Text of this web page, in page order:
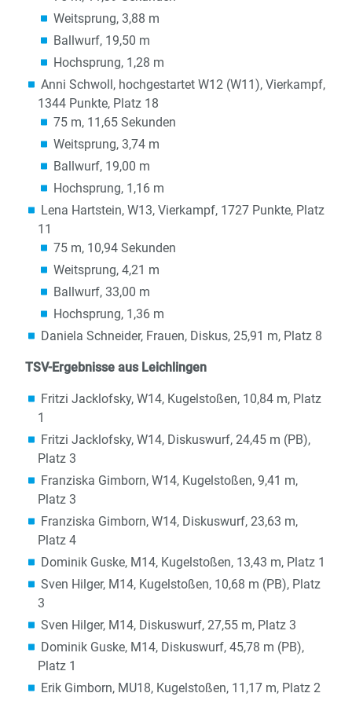
Weitsprung, 3,88 m
Ballwurf, 19,50 m
Hochsprung, 1,28 m
Anni Schwoll, hochgestartet W12 (W11), Vierkampf,
1344 Punkte, Platz 18
75 m, 11,65 Sekunden
Weitsprung, 3,74 m
Ballwurf, 19,00 m
Hochsprung, 1,16 m
Lena Hartstein, W13, Vierkampf, 1727 Punkte, Platz
11
75 m, 10,94 Sekunden
Weitsprung, 4,21 m
Ballwurf, 33,00 m
Hochsprung, 1,36 m
Daniela Schneider, Frauen, Diskus, 25,91 m, Platz 8
TSV-Ergebnisse aus Leichlingen
Fritzi Jacklofsky, W14, Kugelstoßen, 10,84 m, Platz
1
Fritzi Jacklofsky, W14, Diskuswurf, 24,45 m (PB),
Platz 3
Franziska Gimborn, W14, Kugelstoßen, 9,41 m,
Platz 3
Franziska Gimborn, W14, Diskuswurf, 23,63 m,
Platz 4
Dominik Guske, M14, Kugelstoßen, 13,43 m, Platz 1
Sven Hilger, M14, Kugelstoßen, 10,68 m (PB), Platz
3
Sven Hilger, M14, Diskuswurf, 27,55 m, Platz 3
Dominik Guske, M14, Diskuswurf, 45,78 m (PB),
Platz 1
Erik Gimborn, MU18, Kugelstoßen, 11,17 m, Platz 2